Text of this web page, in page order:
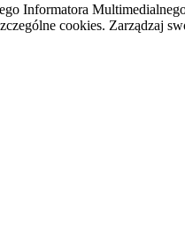
Informatora
cookies. Zarządzaj